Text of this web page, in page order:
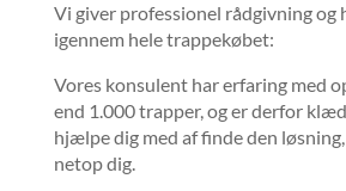
Vi giver professionel rådgivning og
igennem hele trappekøbet:
Vores konsulent har erfaring med
end 1.000 trapper, og er derfor
hjælpe dig med af finde den
netop dig.